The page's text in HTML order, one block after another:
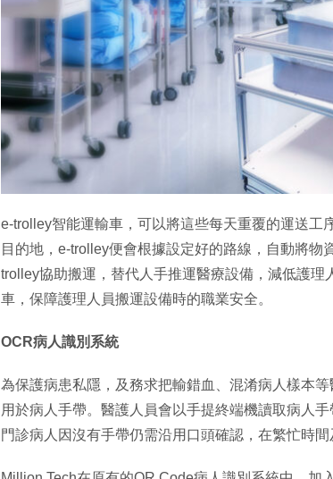
e-trolley智能運輸車，可以將這些每天重覆的運送工
目的地，e-trolley便會根據設定好的路線，自動將
trolley協助搬運，替代人手推運醫療設備，減低護
車，保障護理人員搬運設備時的職業安全。
OCR病人識別系統
為保護病患私隱，及務求把輸錯血、混淆病人樣本
用於病人手帶。醫護人員會以手提終端機讀取病人
門診病人因沒有手帶仍需沿用口頭確認，在繁忙時